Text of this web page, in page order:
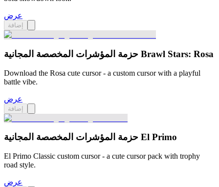
عرض
إضافة
حزمة المؤشرات المخصصة المجانية Brawl Stars: Rosa
Download the Rosa cute cursor - a custom cursor with a playful
battle vibe.
عرض
إضافة
حزمة المؤشرات المخصصة المجانية El Primo
El Primo Classic custom cursor - a cute cursor pack with trophy
road style.
عرض